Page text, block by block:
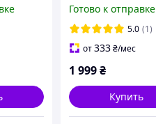
Готово к отправке
5.0 (1)
от333 ₴/мес
1 999 ₴
Купить